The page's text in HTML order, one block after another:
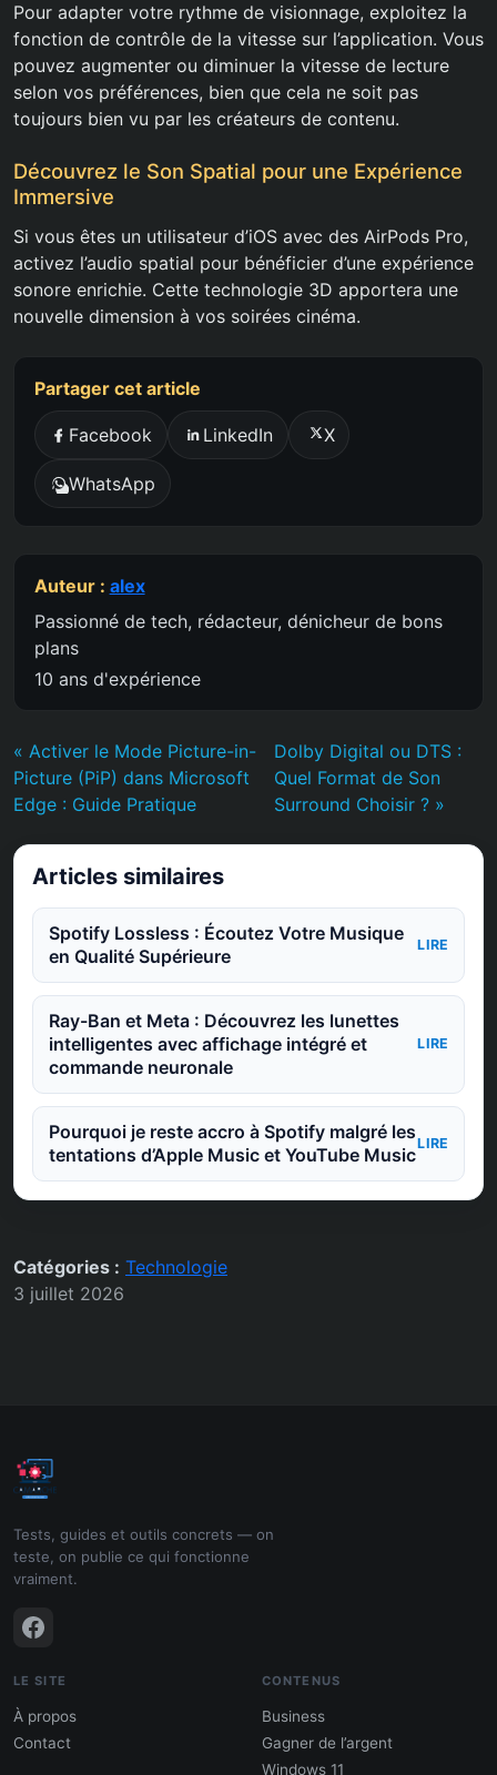
Pour adapter votre rythme de visionnage, exploitez la
fonction de contrôle de la vitesse sur l’application. Vous
pouvez augmenter ou diminuer la vitesse de lecture
selon vos préférences, bien que cela ne soit pas
toujours bien vu par les créateurs de contenu.
Découvrez le Son Spatial pour une Expérience
Immersive
Si vous êtes un utilisateur d’iOS avec des AirPods Pro,
activez l’audio spatial pour bénéficier d’une expérience
sonore enrichie. Cette technologie 3D apportera une
nouvelle dimension à vos soirées cinéma.
Partager cet article
Facebook LinkedIn X
WhatsApp
Auteur : alex
Passionné de tech, rédacteur, dénicheur de bons
plans
10 ans d'expérience
« Activer le Mode Picture-in-
Picture (PiP) dans Microsoft
Edge : Guide Pratique
Dolby Digital ou DTS :
Quel Format de Son
Surround Choisir ? »
Articles similaires
Spotify Lossless : Écoutez Votre Musique
en Qualité Supérieure
LIRE
Ray-Ban et Meta : Découvrez les lunettes
intelligentes avec affichage intégré et
commande neuronale
LIRE
Pourquoi je reste accro à Spotify malgré les
tentations d’Apple Music et YouTube Music
LIRE
Catégories : Technologie
3 juillet 2026
Tests, guides et outils concrets — on
teste, on publie ce qui fonctionne
vraiment.
LE SITE
À propos
Contact
CONTENUS
Business
Gagner de l’argent
Windows 11